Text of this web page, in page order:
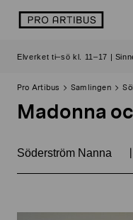
logo
Elverket ti–sö kl. 11–17 |
Pro Artibus Samlingen
Madonna
Söderström Nanna |